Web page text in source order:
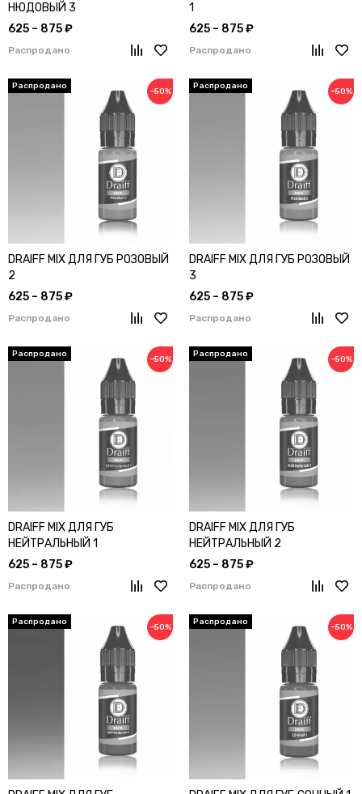
НЮДОВЫЙ 3
625 – 875 ₽
Распродано
1
625 – 875 ₽
Распродано
−50%
DRAIFF MIX ДЛЯ ГУБ РОЗОВЫЙ
2
625 – 875 ₽
Распродано
−50%
DRAIFF MIX ДЛЯ ГУБ РОЗОВЫЙ
3
625 – 875 ₽
Распродано
−50%
DRAIFF MIX ДЛЯ ГУБ
НЕЙТРАЛЬНЫЙ 1
625 – 875 ₽
Распродано
−50%
DRAIFF MIX ДЛЯ ГУБ
НЕЙТРАЛЬНЫЙ 2
625 – 875 ₽
Распродано
−50% −50%